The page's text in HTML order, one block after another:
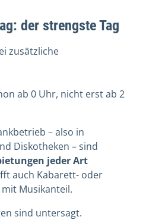
der strengste Tag
zusätzliche
ab 0 Uhr, nicht erst ab 2
– also in
Diskotheken – sind
jeder Art
auch Kabarett- oder
Musikanteil.
sind untersagt.